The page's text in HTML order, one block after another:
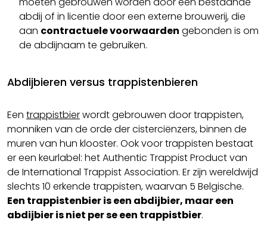
abdij of in licentie door een externe brouwerij, die
aan contractuele voorwaarden gebonden is om
de abdijnaam te gebruiken.
Abdijbieren versus trappistenbieren
Een trappistbierwordt gebrouwen door trappisten,
monniken van de orde der cisterciënzers, binnen de
muren van hun klooster. Ook voor trappisten bestaat
er een keurlabel: het Authentic Trappist Product van
de International Trappist Association. Er zijn wereldwijd
slechts 10 erkende trappisten, waarvan 5 Belgische.
Een trappistenbier is een abdijbier, maar een
abdijbier is niet per se een trappistbier.